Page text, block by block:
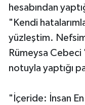
hesabından
"Kendi
yüzleştim.
Rümeysa Cebeci
notuyla yaptığı
"İçeride: İnsan En